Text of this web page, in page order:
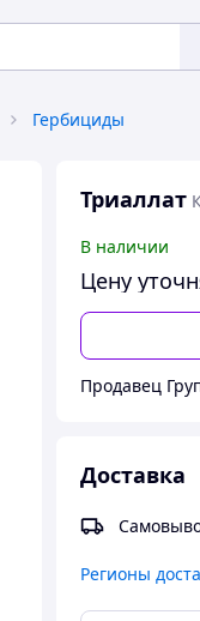
Гербициды
Триаллат
В наличии
Цену
Продавец
Доставка
Регионы